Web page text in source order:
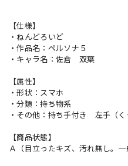
【仕様】
・ねんどろいど
・作品名：ペルソナ５
・キャラ名：佐倉 双葉
【属性】
・形状：スマホ
・分類：持ち物系
・その他：持ち手付き 左手（く
【商品状態】
Ａ（目立ったキズ、汚れ無し。一